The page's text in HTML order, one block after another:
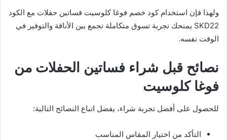
ولهذا فإن استخدام كود خصم فوغا كلوسيت فساتين حفلات مع الكود
SKD22 يمنحك تجربة تسوق متكاملة تجمع بين الأناقة والتوفير في
الوقت نفسه.
نصائح قبل شراء فساتين الحفلات من
فوغا كلوسيت
للحصول على أفضل تجربة شراء، يفضل اتباع النصائح التالية:
التأكد من اختيار المقاس المناسب